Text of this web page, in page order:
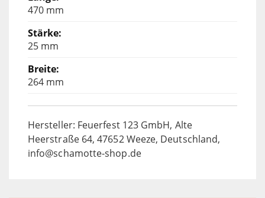
470 mm
25 mm
264 mm
Hersteller: Feuerfest 123 GmbH, Alte
Heerstraße 64, 47652 Weeze, Deutschland,
info@schamotte-shop.de